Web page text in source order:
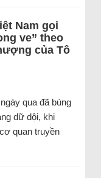
Nam gọi
ve” theo
của Tô
qua đã bùng
dữ dội, khi
quan truyền